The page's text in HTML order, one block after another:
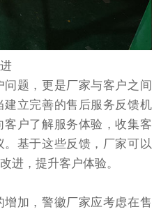
题，更是厂家与客户之间
立完善的售后服务反馈机
户了解服务体验，收集客
基于这些反馈，厂家可以
进，提升客户体验。
加，警徽厂家应考虑在售